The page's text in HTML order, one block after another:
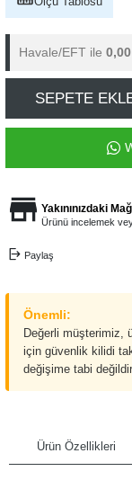
Havale/EFT ile
SEPETE
Yakınınızdaki
Ürünü incelemek
Paylaş
Önemli:
Değerli müşterimiz,
için güvenlik kilidi
değişime tabi
Ürün Özellikleri